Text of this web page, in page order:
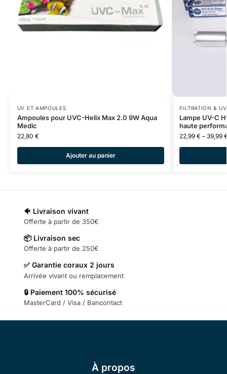
UV ET AMPOULES
Ampoules pour UVC-Helix Max 2.0 9W Aqua
Medic
22,80 €
Ajouter au panier
FILTRATION & UV
Lampe UV-C
haute
22,99 € – 39,99
🐠 Livraison vivant
Offerte à partir de 350€
📦 Livraison sec
Offerte à partir de 250€
✅ Garantie coraux 2 jours
Arrivée vivant ou remplacement
🔒 Paiement 100% sécurisé
MasterCard / Visa / Bancontact
À propos